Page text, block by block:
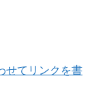
せてリンクを書